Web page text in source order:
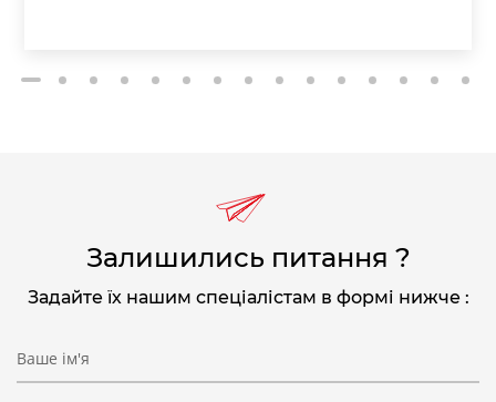
2 3 4 5 6 7 8 9 10 11 12 13 14 15
Залишились питання ?
Задайте їх нашим спеціалістам в формі нижче :
Ваше ім'я